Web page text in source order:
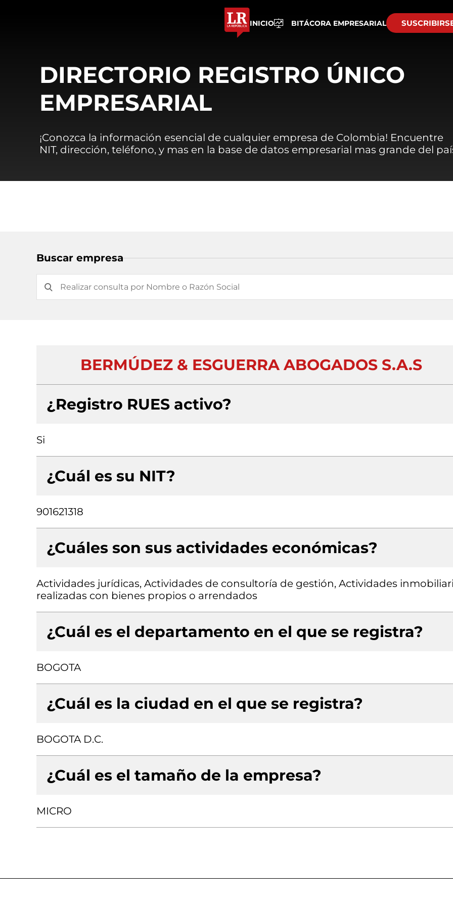
INICIO BITÁCORA EMPRESARIAL
DIRECTORIO REGISTRO ÚNICO
EMPRESARIAL
¡Conozca la información esencial de cualquier empresa de Colombia! Encuentre
NIT, dirección, teléfono, y mas en la base de datos empresarial mas grande del
Buscar empresa
BERMÚDEZ & ESGUERRA ABOGADOS S.A.S
¿Registro RUES activo?
Si
¿Cuál es su NIT?
901621318
¿Cuáles son sus actividades económicas?
Actividades jurídicas, Actividades de consultoría de gestión, Actividades
realizadas con bienes propios o arrendados
¿Cuál es el departamento en el que se registra?
BOGOTA
¿Cuál es la ciudad en el que se registra?
BOGOTA D.C.
¿Cuál es el tamaño de la empresa?
MICRO